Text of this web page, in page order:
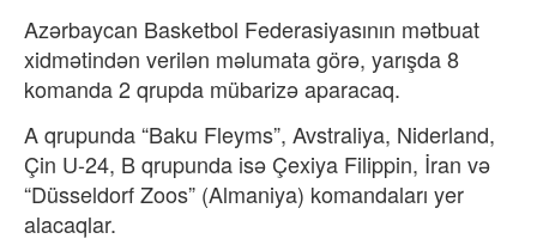
Azərbaycan Basketbol Federasiyasının mətbuat
xidmətindən verilən məlumata görə, yarışda 8
komanda 2 qrupda mübarizə aparacaq.
A qrupunda “Baku Fleyms”, Avstraliya, Niderland,
Çin U-24, B qrupunda isə Çexiya Filippin, İran və
“Düsseldorf Zoos” (Almaniya) komandaları yer
alacaqlar.